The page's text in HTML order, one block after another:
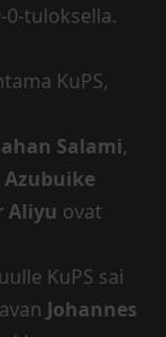
tuloksella.
KuPS,
Salami,
Azubuike
Aliyu ovat
KuPS sai
Johannes